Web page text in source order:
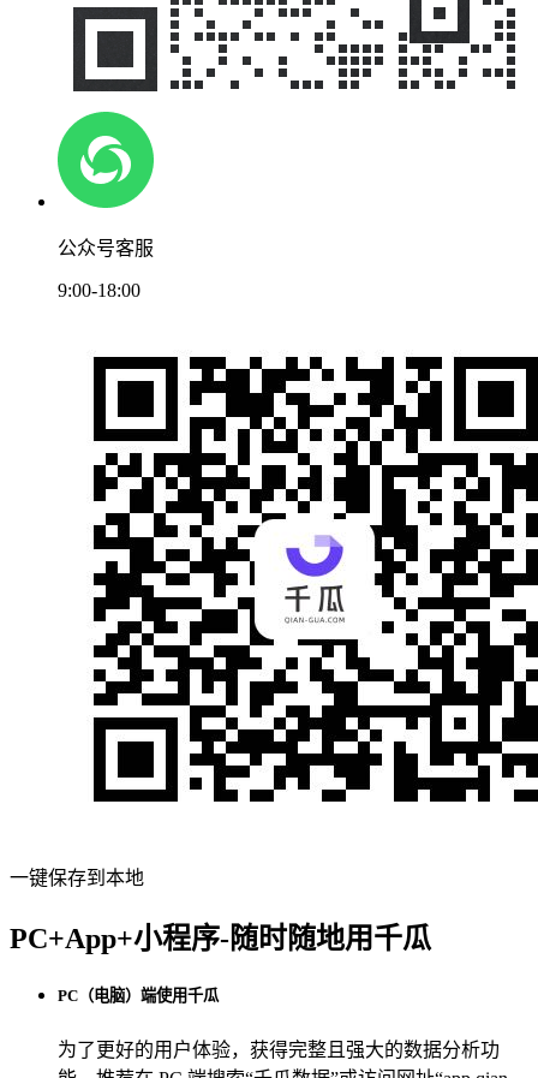
公众号客服
9:00-18:00
一键保存到本地
PC+App+小程序-随时随地用千瓜
PC（电脑）端使用千瓜
为了更好的用户体验，获得完整且强大的数据分析功